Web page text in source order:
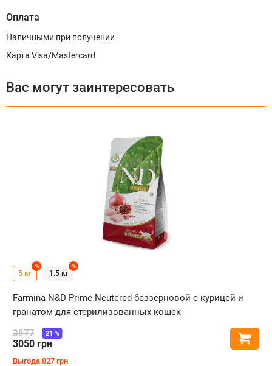
Оплата
Наличными при получении
Карта Visa/Mastercard
Вас могут заинтересовать
5 кг
%
1.5 кг
%
Farmina N&D Prime Neutered беззерновой с курицей и
гранатом для стерилизованных кошек
3877
3050 грн
21 %
Выгода 827 грн